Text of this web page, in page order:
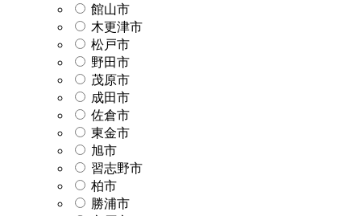
館山市
木更津市
松戸市
野田市
茂原市
成田市
佐倉市
東金市
旭市
習志野市
柏市
勝浦市